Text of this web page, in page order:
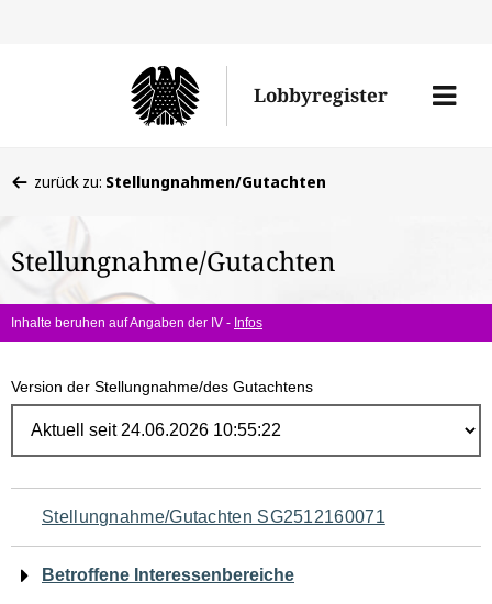
Lobbyregister
Menü
befinden
hier:
zurück zu: Stellungnahmen/Gutachten
Stellungnahme/Gutachten
Inhalte beruhen auf Angaben der IV - Infos
Version der Stellungnahme/des Gutachtens
Navigation
für
Stellungnahme/Gutachten SG2512160071
Betroffene Interessenbereiche